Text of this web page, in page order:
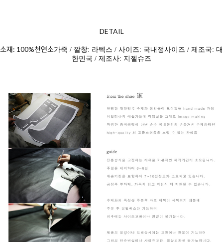
DETAIL
소재: 100%천연소가죽 / 깔창: 라텍스 / 사이즈: 국내정사이즈 / 제조국: 대
한민국 / 제조사: 지젤슈즈